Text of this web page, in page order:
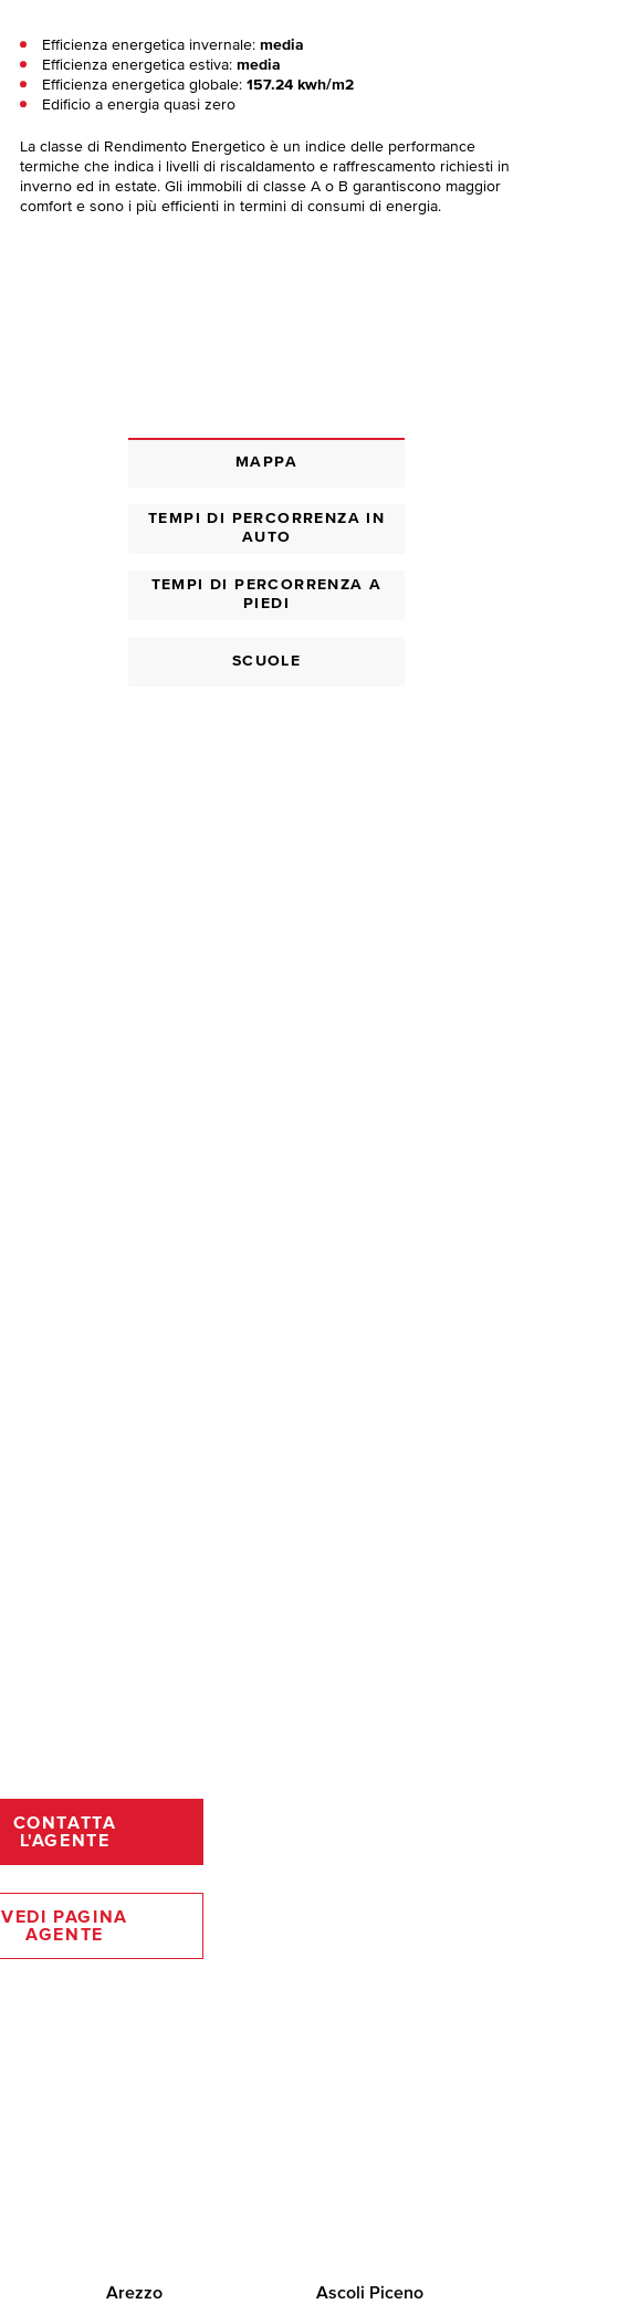
Efficienza energetica invernale:media
Efficienza energetica estiva:media
Efficienza energetica globale:157.24 kwh/m2
Edificio a energia quasi zero
La classe di Rendimento Energetico è un indice delle performance
termiche che indica i livelli di riscaldamento e raffrescamento richiesti in
inverno ed in estate. Gli immobili di classe A o B garantiscono maggior
comfort e sono i più efficienti in termini di consumi di energia.
MAPPA
TEMPI DI PERCORRENZA IN
AUTO
TEMPI DI PERCORRENZA A
PIEDI
SCUOLE
CONTATTA
L'AGENTE
VEDI PAGINA
AGENTE
Arezzo Ascoli Piceno